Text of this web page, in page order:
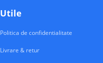
Utile
Politica de confidentialitate
Livrare & retur